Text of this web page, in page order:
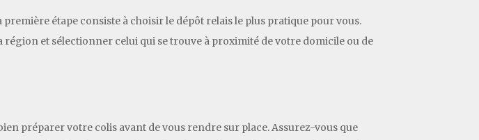
étape consiste à choisir le dépôt relais le plus pratique pour vous.
et sélectionner celui qui se trouve à proximité de votre domicile ou de
préparer votre colis avant de vous rendre sur place. Assurez-vous que